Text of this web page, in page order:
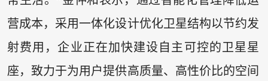
营成本，采用一体化设计优化卫星结构以节约发
射费用，企业正在加快建设自主可控的卫星星
座，致力于为用户提供高质量、高性价比的空间